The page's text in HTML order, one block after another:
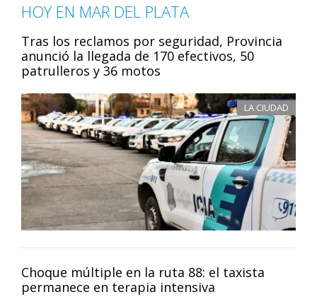
HOY EN MAR DEL PLATA
Tras los reclamos por seguridad, Provincia
anunció la llegada de 170 efectivos, 50
patrulleros y 36 motos
LA CIUDAD
Choque múltiple en la ruta 88: el taxista
permanece en terapia intensiva